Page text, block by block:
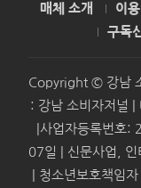
매체 소개 이
구독
Copyright © 강남
: 강남 소비자저널 |
|사업자등록번호
07일 | 신문사업,
| 청소년보호책임